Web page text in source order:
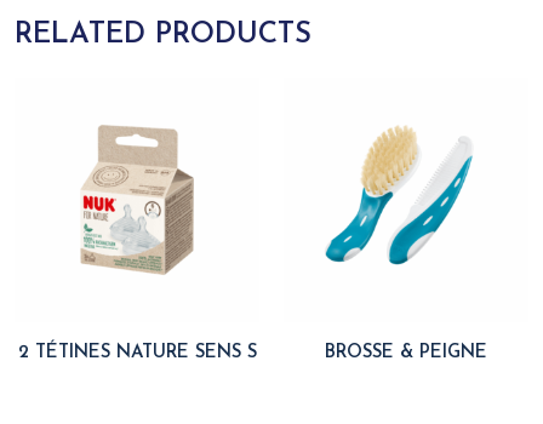
RELATED PRODUCTS
2 TÉTINES NATURE SENS S BROSSE & PEIGNE